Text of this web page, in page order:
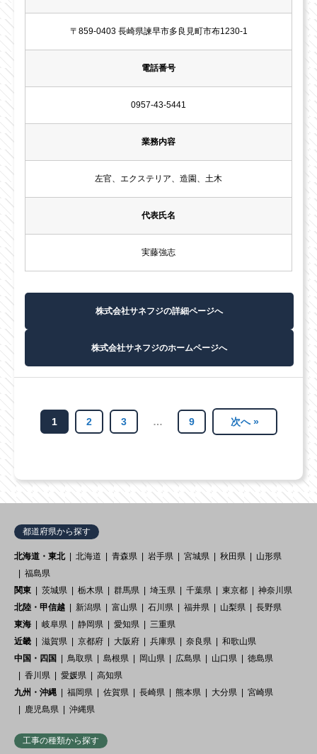
〒859-0403 長崎県諫早市多良見町市布1230-1
電話番号
0957-43-5441
業務内容
左官、エクステリア、造園、土木
代表氏名
実藤強志
株式会社サネフジの詳細ページへ
株式会社サネフジのホームページへ
1 2 3 … 9 次へ »
都道府県から探す
北海道・東北 北海道 青森県 岩手県 宮城県 秋田県
山形県
福島県
関東
茨城県 栃木県 群馬県 埼玉県 千葉県 東京都
神奈川県
北陸・甲信越
新潟県 富山県 石川県 福井県 山梨県
長野県
東海
岐阜県 静岡県 愛知県
三重県
近畿
滋賀県 京都府 大阪府 兵庫県 奈良県
和歌山県
中国・四国
鳥取県 島根県 岡山県 広島県 山口県
徳島県
香川県
愛媛県
高知県
九州・沖縄
福岡県 佐賀県 長崎県 熊本県 大分県
宮崎県
鹿児島県
沖縄県
工事の種類から探す